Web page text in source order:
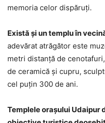
memoria celor dispăruți.
Există și un templu în
adevărat atrăgător este
metri distanță de
de ceramică și cupru,
cel puțin 300 de ani.
Templele orașului Udaipur